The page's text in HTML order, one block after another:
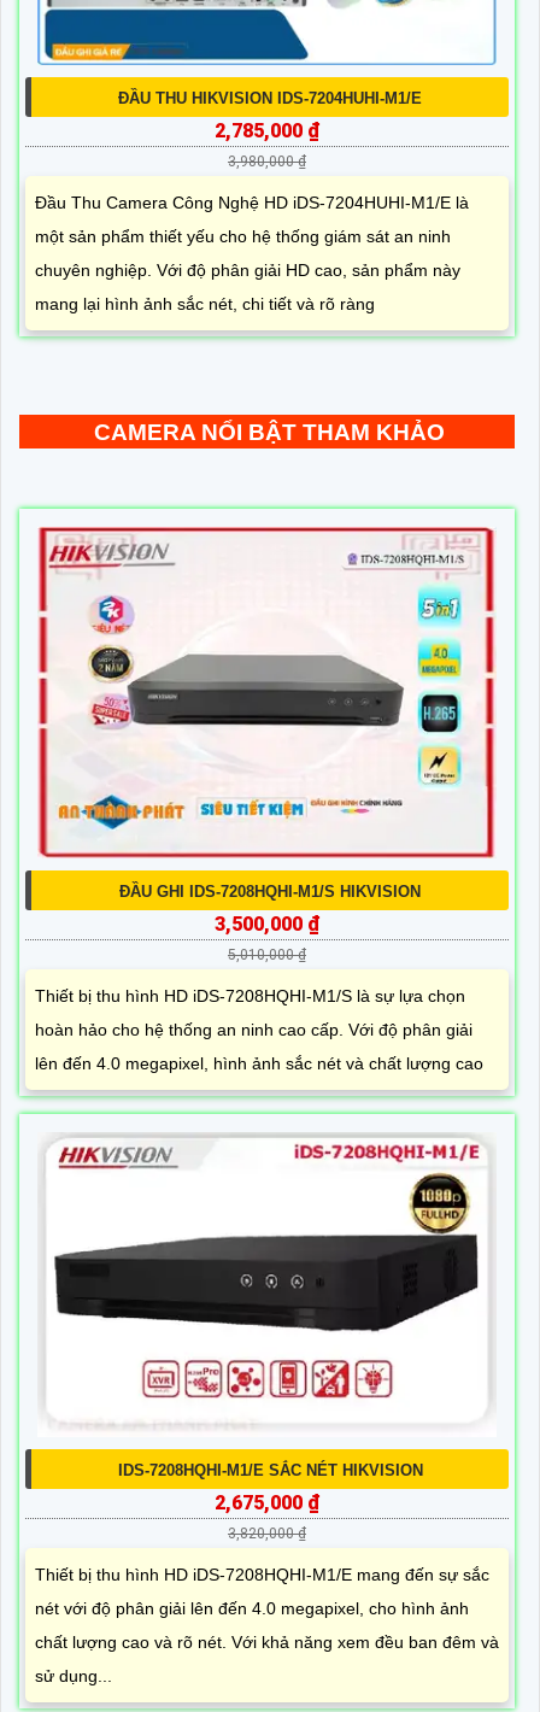
ĐẦU THU HIKVISION IDS-7204HUHI-M1/E
2,785,000 ₫
3,980,000 ₫
Đầu Thu Camera Công Nghệ HD iDS-7204HUHI-M1/E là
một sản phẩm thiết yếu cho hệ thống giám sát an ninh
chuyên nghiệp. Với độ phân giải HD cao, sản phẩm này
mang lại hình ảnh sắc nét, chi tiết và rõ ràng
CAMERA NỔI BẬT THAM KHẢO
ĐẦU GHI IDS-7208HQHI-M1/S HIKVISION
3,500,000 ₫
5,010,000 ₫
Thiết bị thu hình HD iDS-7208HQHI-M1/S là sự lựa chọn
hoàn hảo cho hệ thống an ninh cao cấp. Với độ phân giải
lên đến 4.0 megapixel, hình ảnh sắc nét và chất lượng cao
IDS-7208HQHI-M1/E SẮC NÉT HIKVISION
2,675,000 ₫
3,820,000 ₫
Thiết bị thu hình HD iDS-7208HQHI-M1/E mang đến sự sắc
nét với độ phân giải lên đến 4.0 megapixel, cho hình ảnh
chất lượng cao và rõ nét. Với khả năng xem đều ban đêm và
sử dụng...